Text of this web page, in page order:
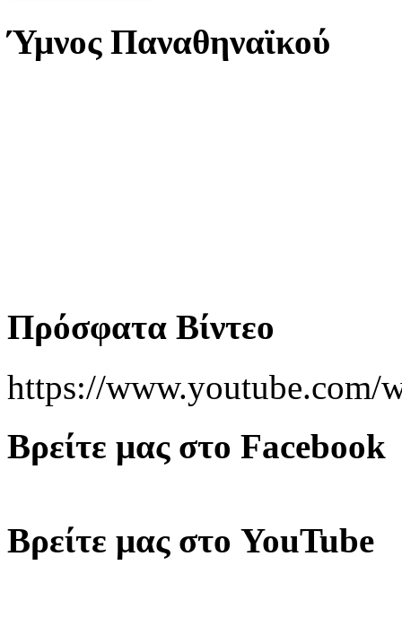
Ύμνος Παναθηναϊκού
Πρόσφατα Βίντεο
https://
Βρείτε μας στο Facebook
Βρείτε μας στο YouTube